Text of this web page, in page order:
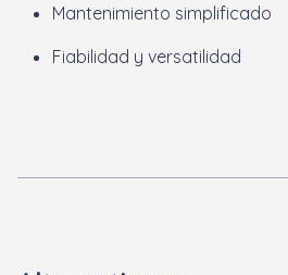
Mantenimiento simplificado
Fiabilidad y versatilidad